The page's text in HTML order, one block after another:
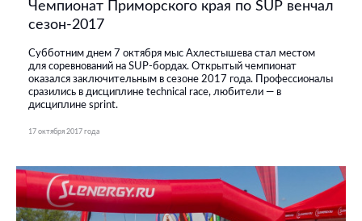
Чемпионат Приморского края по SUP венчал
сезон-2017
Субботним днем 7 октября мыс Ахлестышева стал местом
для соревнований на SUP-бордах. Открытый чемпионат
оказался заключительным в сезоне 2017 года. Профессионалы
сразились в дисциплине technical race, любители — в
дисциплине sprint.
17 октября 2017 года